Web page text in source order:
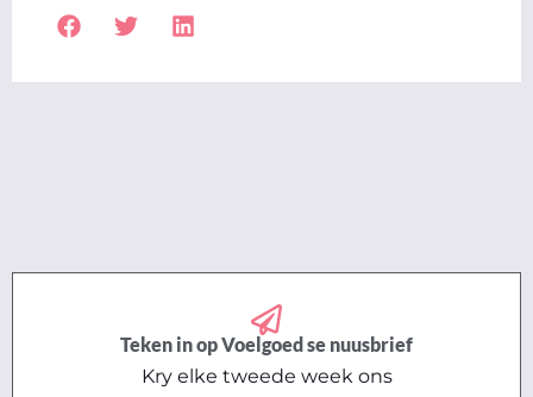
Teken in op Voelgoed se nuusbrief
Kry elke tweede week ons